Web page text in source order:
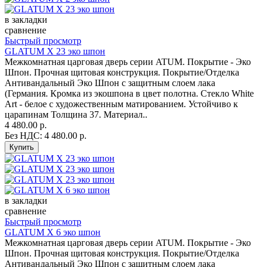
в закладки
сравнение
Быстрый просмотр
GLATUM X 23 эко шпон
Межкомнатная царговая дверь серии ATUM. Покрытие - Эко
Шпон. Прочная щитовая конструкция. Покрытие/Отделка
Антивандальный Эко Шпон с защитным слоем лака
(Германия. Кромка из экошпона в цвет полотна. Стекло White
Art - белое с художественным матированием. Устойчиво к
царапинам Толщина 37. Материал..
4 480.00 р.
Без НДС: 4 480.00 р.
в закладки
сравнение
Быстрый просмотр
GLATUM X 6 эко шпон
Межкомнатная царговая дверь серии ATUM. Покрытие - Эко
Шпон. Прочная щитовая конструкция. Покрытие/Отделка
Антивандальный Эко Шпон с защитным слоем лака